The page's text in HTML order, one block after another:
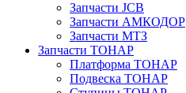
Запчасти JCB
Запчасти АМКОДОР
Запчасти МТЗ
Запчасти ТОНАР
Платформа ТОНАР
Подвеска ТОНАР